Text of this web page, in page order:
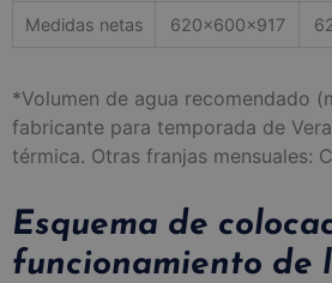
Medidas netas 620x600x917
*Volumen de agua recomendado
fabricante para temporada de
térmica. Otras franjas mensuales:
Esquema de
funcionamiento de